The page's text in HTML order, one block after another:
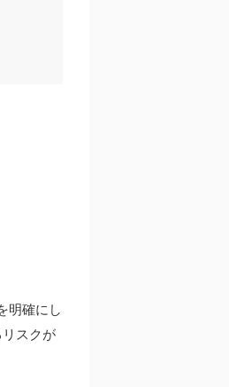
明確にし
スクが